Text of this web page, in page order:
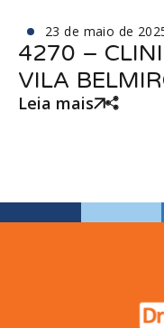
23 de maio de
4270 –
VILA
Leia mais